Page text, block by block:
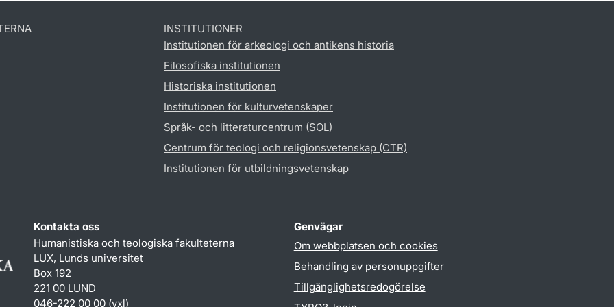
INSTITUTIONER
Institutionen för arkeologi och antikens historia
Filosofiska institutionen
Historiska institutionen
Institutionen för kulturvetenskaper
Språk- och litteraturcentrum (SOL)
Centrum för teologi och religionsvetenskap (CTR)
Institutionen för utbildningsvetenskap
Kontakta oss
Humanistiska och teologiska fakulteterna
LUX, Lunds universitet
Box 192
221 00 LUND
046-222 00 00 (vxl)
Genvägar
Om webbplatsen och cookies
Behandling av personuppgifter
Tillgänglighetsredogörelse